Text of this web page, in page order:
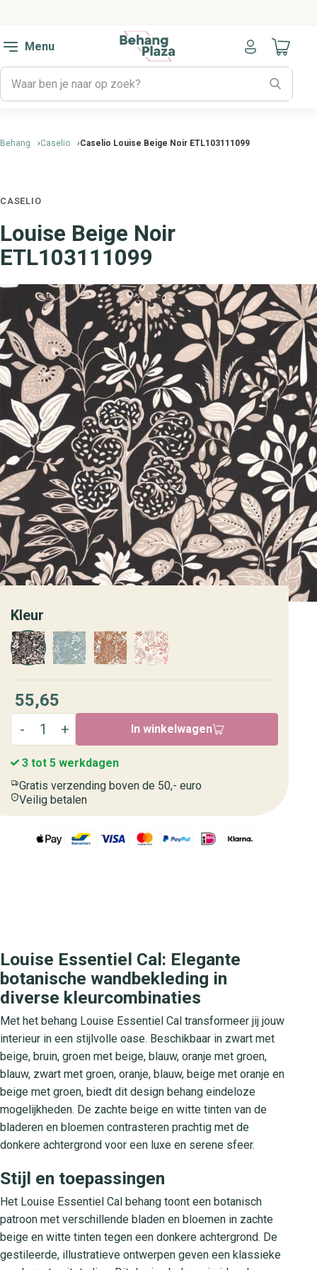
Menu
Naar
Behang Caselio Caselio Louise Beige Noir ETL103111099
CASELIO
Louise Beige Noir
ETL103111099
Kleur
55,65
In winkelwagen
3 tot 5 werkdagen
Gratis verzending boven de 50,- euro
Veilig betalen
Louise Essentiel Cal: Elegante
botanische wandbekleding in
diverse kleurcombinaties
Met het behang Louise Essentiel Cal transformeer jij jouw
interieur in een stijlvolle oase. Beschikbaar in zwart met
beige, bruin, groen met beige, blauw, oranje met groen,
blauw, zwart met groen, oranje, blauw, beige met oranje en
beige met groen, biedt dit design behang eindeloze
mogelijkheden. De zachte beige en witte tinten van de
bladeren en bloemen contrasteren prachtig met de
donkere achtergrond voor een luxe en serene sfeer.
Stijl en toepassingen
Het Louise Essentiel Cal behang toont een botanisch
patroon met verschillende bladen en bloemen in zachte
beige en witte tinten tegen een donkere achtergrond. De
gestileerde, illustratieve ontwerpen geven een klassieke